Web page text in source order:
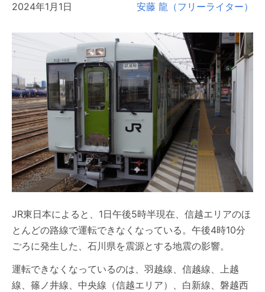
2024年1月1日 安藤 龍（フリーライター）
JR東日本によると、1日午後5時半現在、信越エリアのほ
とんどの路線で運転できなくなっている。午後4時10分
ごろに発生した、石川県を震源とする地震の影響。
運転できなくなっているのは、羽越線、信越線、上越
線、篠ノ井線、中央線（信越エリア）、白新線、磐越西